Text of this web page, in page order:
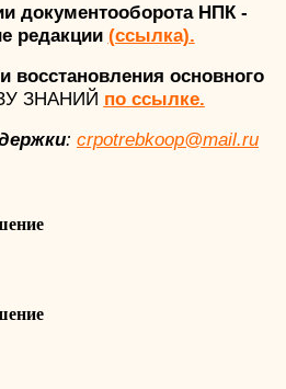
документооборота НПК -
редакции (ссылка).
восстановления основного
ЗНАНИЙ по ссылке.
: crpotrebkoop@mail.ru